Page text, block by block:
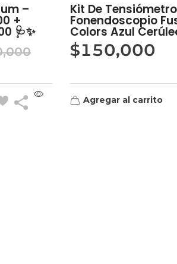
–
+
🩺✨
Kit De
Fonendoscopio
Colors Azul
$150,000
Agregar al carrito